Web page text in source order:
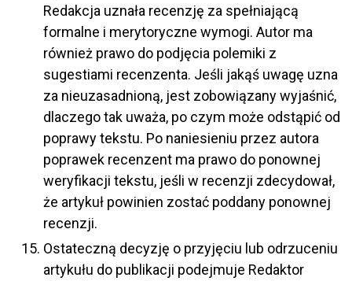
Redakcja uznała recenzję za spełniającą
formalne i merytoryczne wymogi. Autor ma
również prawo do podjęcia polemiki z
sugestiami recenzenta. Jeśli jakąś uwagę uzna
za nieuzasadnioną, jest zobowiązany wyjaśnić,
dlaczego tak uważa, po czym może odstąpić od
poprawy tekstu. Po naniesieniu przez autora
poprawek recenzent ma prawo do ponownej
weryfikacji tekstu, jeśli w recenzji zdecydował,
że artykuł powinien zostać poddany ponownej
recenzji.
Ostateczną decyzję o przyjęciu lub odrzuceniu
artykułu do publikacji podejmuje Redaktor